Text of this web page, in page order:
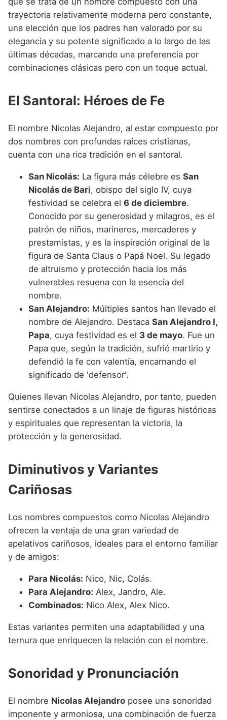
trayectoria relativamente moderna pero constante,
una elección que los padres han valorado por su
elegancia y su potente significado a lo largo de las
últimas décadas, marcando una preferencia por
combinaciones clásicas pero con un toque actual.
El Santoral: Héroes de Fe
El nombre Nicolas Alejandro, al estar compuesto por
dos nombres con profundas raíces cristianas,
cuenta con una rica tradición en el santoral.
San Nicolás: La figura más célebre es San
Nicolás de Bari, obispo del siglo IV, cuya
festividad se celebra el 6 de diciembre.
Conocido por su generosidad y milagros, es el
patrón de niños, marineros, mercaderes y
prestamistas, y es la inspiración original de la
figura de Santa Claus o Papá Noel. Su legado
de altruismo y protección hacia los más
vulnerables resuena con la esencia del
nombre.
San Alejandro: Múltiples santos han llevado el
nombre de Alejandro. Destaca San Alejandro I,
Papa, cuya festividad es el 3 de mayo. Fue un
Papa que, según la tradición, sufrió martirio y
defendió la fe con valentía, encarnando el
significado de 'defensor'.
Quienes llevan Nicolas Alejandro, por tanto, pueden
sentirse conectados a un linaje de figuras históricas
y espirituales que representan la victoria, la
protección y la generosidad.
Diminutivos y Variantes
Cariñosas
Los nombres compuestos como Nicolas Alejandro
ofrecen la ventaja de una gran variedad de
apelativos cariñosos, ideales para el entorno familiar
y de amigos:
Para Nicolás: Nico, Nic, Colás.
Para Alejandro: Alex, Jandro, Ale.
Combinados: Nico Alex, Alex Nico.
Estas variantes permiten una adaptabilidad y una
ternura que enriquecen la relación con el nombre.
Sonoridad y Pronunciación
El nombre Nicolas Alejandro posee una sonoridad
imponente y armoniosa, una combinación de fuerza